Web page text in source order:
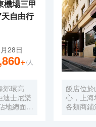
機場三甲
自由行
28日
+/人
郊環高
迪士尼樂
地總面積
飯店位
心，上
各類商